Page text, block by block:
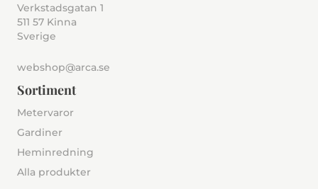
Verkstadsgatan 1
511 57 Kinna
Sverige
webshop@arca.se
Sortiment
Metervaror
Gardiner
Heminredning
Alla produkter